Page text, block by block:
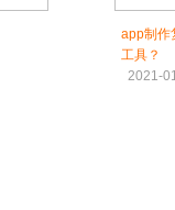
app制作
工具？
2021-